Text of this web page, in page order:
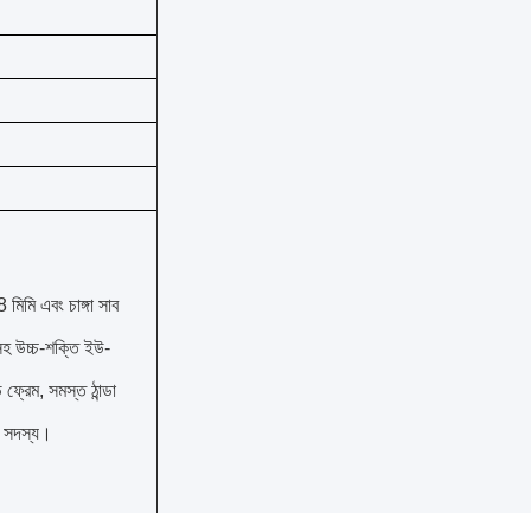
এবং চাঙ্গা সাব
উচ্চ-শক্তি ইউ-
সমস্ত ঠান্ডা